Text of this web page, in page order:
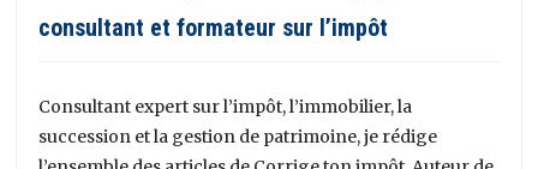
consultant et formateur sur l’impôt
Consultant expert sur l’impôt, l’immobilier, la
succession et la gestion de patrimoine, je rédige